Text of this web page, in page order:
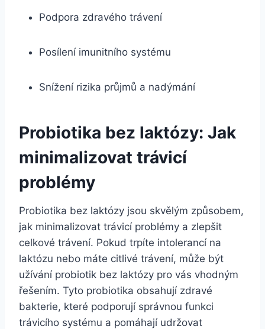
Podpora zdravého trávení
Posílení imunitního systému
Snížení rizika průjmů a nadýmání
Probiotika bez laktózy: Jak
minimalizovat trávicí
problémy
Probiotika bez laktózy jsou skvělým způsobem,
jak minimalizovat trávicí problémy a zlepšit
celkové trávení. Pokud trpíte intolerancí na
laktózu nebo máte citlivé trávení, může být
užívání probiotik bez laktózy pro vás vhodným
řešením. Tyto probiotika obsahují zdravé
bakterie, které podporují správnou funkci
trávicího systému a pomáhají udržovat